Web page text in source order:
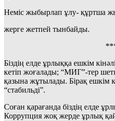
Неміс жыбырлап ұлу- құртша
жерге жетпей тынбайды.
Біздің елде ұрлыққа ешкім
кетіп жоғалады; “МИГ”-тер
қазына жұтылады. Бірақ ешкім
“стабильді”.
Соған қарағанда біздің елде
Коррупция жоқ жерде ұрлық